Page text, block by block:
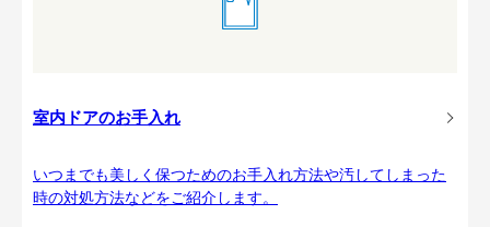
室内ドアのお手入れ
いつまでも美しく保つためのお手入れ方法や汚してしまった
時の対処方法などをご紹介します。